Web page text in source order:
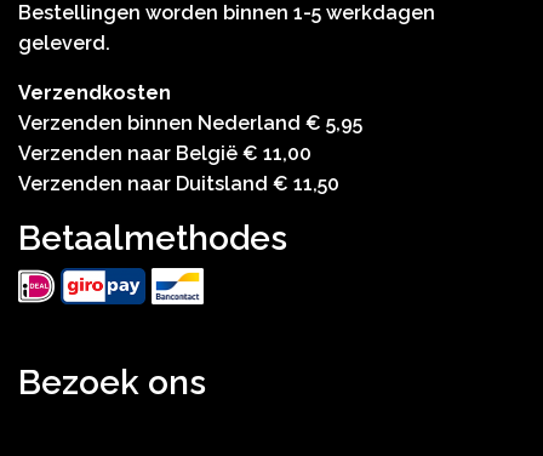
Bestellingen worden binnen 1-5 werkdagen
geleverd.
Verzendkosten
Verzenden binnen Nederland € 5,95
Verzenden naar België € 11,00
Verzenden naar Duitsland € 11,50
Betaalmethodes
Bezoek ons